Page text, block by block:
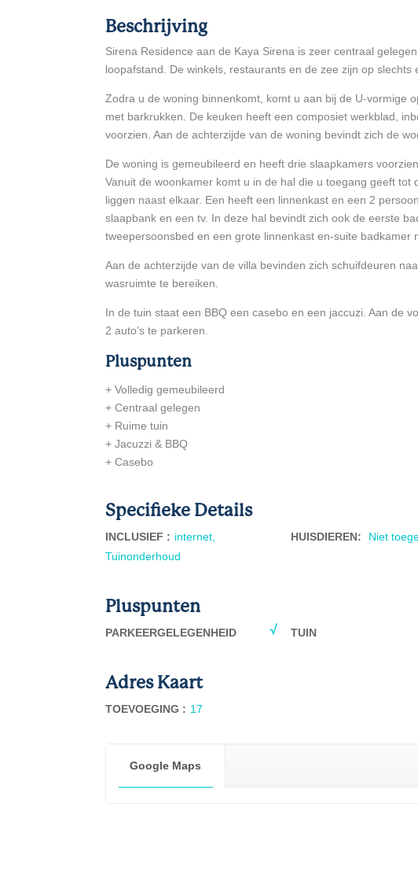
Beschrijving
Sirena Residence aan de Kaya Sirena is zeer centraal
loopafstand. De winkels, restaurants en de zee zijn op slechts
Zodra u de woning binnenkomt, komt u aan bij de U-vormige
met barkrukken. De keuken heeft een composiet werkblad,
voorzien. Aan de achterzijde van de woning bevindt zich de
De woning is gemeubileerd en heeft drie slaapkamers
Vanuit de woonkamer komt u in de hal die u toegang geeft
liggen naast elkaar. Een heeft een linnenkast en een 2
slaapbank en een tv. In deze hal bevindt zich ook de eerste
tweepersoonsbed en een grote linnenkast en-suite badkamer
Aan de achterzijde van de villa bevinden zich schuifdeuren
wasruimte te bereiken.
In de tuin staat een BBQ een casebo en een jaccuzi. Aan de
2 auto’s te parkeren.
Pluspunten
+ Volledig gemeubileerd
+ Centraal gelegen
+ Ruime tuin
+ Jacuzzi & BBQ
+ Casebo
Specifieke Details
INCLUSIEF : internet,
Tuinonderhoud
HUISDIEREN: Niet
Pluspunten
PARKEERGELEGENHEID TUIN
Adres Kaart
TOEVOEGING : 17
Google Maps